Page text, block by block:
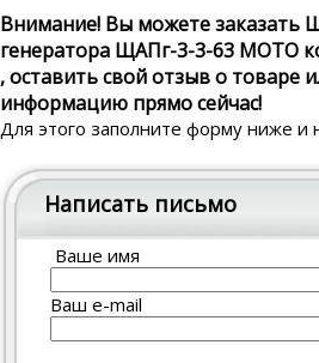
Внимание! Вы можете заказать
генератора ЩАПг-3-3-63 MOTO
, оставить свой отзыв о товаре
информацию прямо сейчас!
Для этого заполните форму ниже и
Написать письмо
Ваше имя
Ваш e-mail